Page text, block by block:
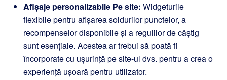
Afișaje personalizabile Pe site: Widgeturile
flexibile pentru afișarea soldurilor punctelor, a
recompenselor disponibile și a regulilor de câștig
sunt esențiale. Acestea ar trebui să poată fi
încorporate cu ușurință pe site-ul dvs. pentru a crea o
experiență ușoară pentru utilizator.